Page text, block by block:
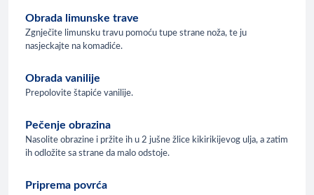
Obrada limunske trave
Zgnječite limunsku travu pomoću tupe strane noža, te ju
nasjeckajte na komadiće.
Obrada vanilije
Prepolovite štapiće vanilije.
Pečenje obrazina
Nasolite obrazine i pržite ih u 2 jušne žlice kikirikijevog ulja, a zatim
ih odložite sa strane da malo odstoje.
Priprema povrća